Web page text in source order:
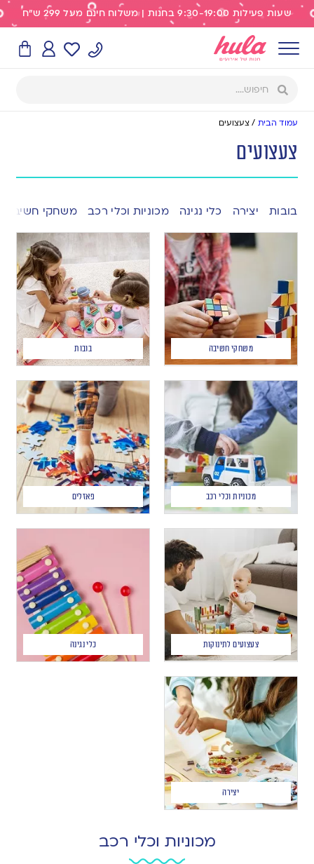
שעות פעילות 9:30-19:00 בחנות | משלוח חינם מעל 299 ש"ח
עמוד הבית /צעצועים
צעצועים
בובות יצירה כלי נגינה מכוניות וכלי רכב משחקי חשיבה
משחקי חשיבה בובות
מכוניות וכלי רכב פאזלים
צעצועים לתינוקות כלי נגינה
יצירה
מכוניות וכלי רכב